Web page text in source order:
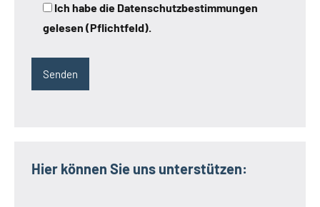
Ich habe die Datenschutzbestimmungen
gelesen (Pflichtfeld).
Hier können Sie uns unterstützen: